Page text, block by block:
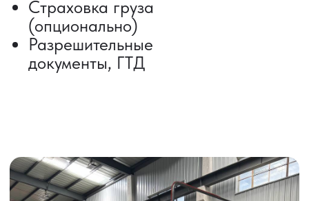
ВЫКУП ТОВАРОВ ИЗ КИТАЯ
Выкуп от 1 000 000 ₽
Выкуп с Alibaba
Получить консультацию